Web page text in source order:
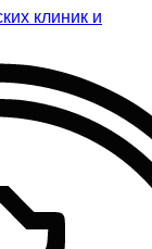
клиник и